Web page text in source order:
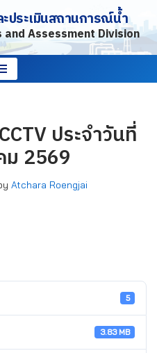
ประเมินสถานการณ์น้ำ
Assessment Division
ประจำวันที่
ม 2569
Atchara Roengjai
5
3.83 MB